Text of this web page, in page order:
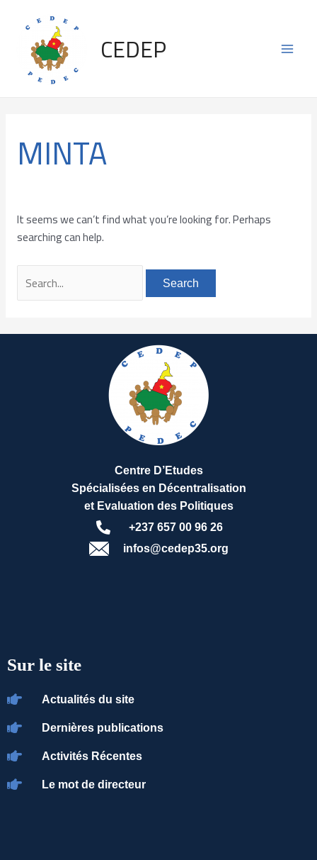
content
CEDEP
MINTA
It seems we can’t find what you’re looking for. Perhaps
searching can help.
for:
Centre D’Etudes
Spécialisées en Décentralisation
et Evaluation des Politiques
+237 657 00 96 26
infos@cedep35.org
Sur le site
Actualités du site
Dernières publications
Activités Récentes
Le mot de directeur